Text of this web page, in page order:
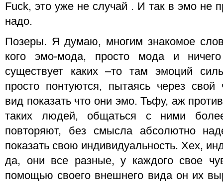
Fuck, это уже не случай . И так в эмо не
надо.
Позеры. Я думаю, многим знакомое
кого эмо-мода, просто мода и
существует каких –то там эмоций
просто понтуются, пытаясь через
вид показать что они эмо. Тьфу, аж
таких людей, общаться с ними
повторяют, без смысла абсолютно
показать свою индивидуальность. Хех,
да, они все разные, у каждого свое
помощью своего внешнего вида он их